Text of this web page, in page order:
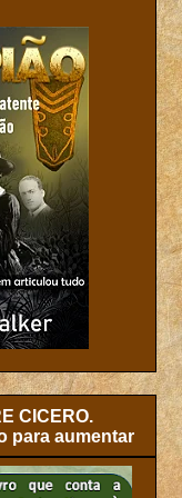
CICERO.
para aumentar